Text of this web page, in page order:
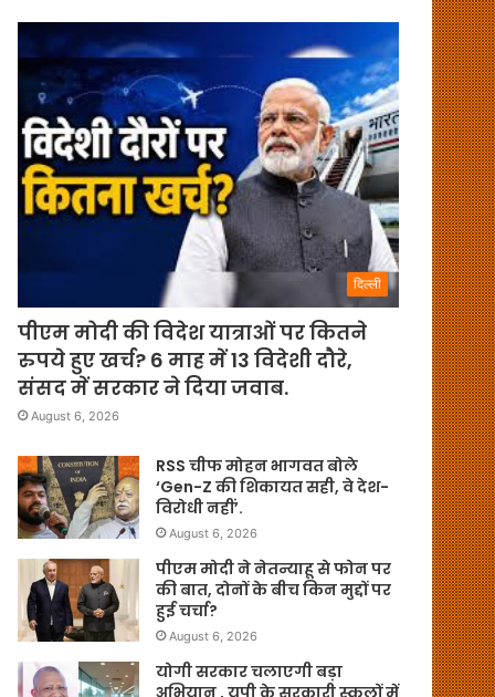
दिल्ली
पीएम मोदी की विदेश यात्राओं पर कितने
रुपये हुए खर्च? 6 माह में 13 विदेशी दौरे,
संसद में सरकार ने दिया जवाब.
August 6, 2026
RSS चीफ मोहन भागवत बोले
‘Gen-Z की शिकायत सही, वे देश-
विरोधी नहीं’.
August 6, 2026
पीएम मोदी ने नेतन्याहू से फोन पर
की बात, दोनों के बीच किन मुद्दों पर
हुई चर्चा?
August 6, 2026
योगी सरकार चलाएगी बड़ा